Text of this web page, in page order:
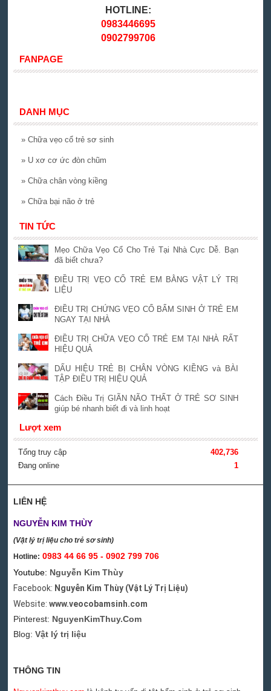
HOTLINE:
0983446695
0902799706
FANPAGE
DANH MỤC
» Chữa vẹo cổ trẻ sơ sinh
» U xơ cơ ức đòn chũm
» Chữa chân vòng kiềng
» Chữa bại não ở trẻ
TIN TỨC
Mẹo Chữa Vẹo Cổ Cho Trẻ Tại Nhà Cực Dễ. Bạn
đã biết chưa?
ĐIỀU TRỊ VẸO CỔ TRẺ EM BẰNG VẬT LÝ TRỊ
LIỆU
ĐIỀU TRỊ CHỨNG VẸO CỔ BẨM SINH Ở TRẺ EM
NGAY TẠI NHÀ
ĐIỀU TRỊ CHỮA VẸO CỔ TRẺ EM TẠI NHÀ RẤT
HIỆU QUẢ
DẤU HIỆU TRẺ BỊ CHÂN VÒNG KIỀNG và BÀI
TẬP ĐIỀU TRỊ HIỆU QUẢ
Cách Điều Trị GIÃN NÃO THẤT Ở TRẺ SƠ SINH
giúp bé nhanh biết đi và linh hoạt
Lượt xem
Tổng truy cập
402,736
Đang online
1
LIÊN HỆ
NGUYỄN KIM THÙY
(Vật lý trị liệu cho trẻ sơ sinh)
Hotline: 0983 44 66 95 - 0902 799 706
Youtube: Nguyễn Kim Thùy
Facebook: Nguyễn Kim Thùy (Vật Lý Trị Liệu)
Website: www.veocobamsinh.com
Pinterest: NguyenKimThuy.Com
Blog: Vật lý trị liệu
THÔNG TIN